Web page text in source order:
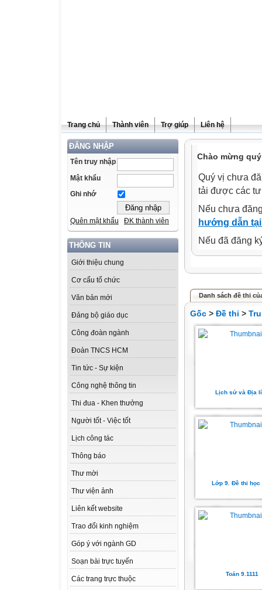
Trang chủ Thành viên Trợ giúp Liên hệ
ĐĂNG NHẬP
Tên truy nhập
Mật khẩu
Ghi nhớ
Quên mật khẩu ĐK thành viên
THÔNG TIN
Giới thiệu chung
Cơ cấu tổ chức
Văn bản mới
Đảng bộ giáo dục
Công đoàn ngành
Đoàn TNCS HCM
Tin tức - Sự kiện
Công nghệ thông tin
Thi đua - Khen thưởng
Người tốt - Việc tốt
Lịch công tác
Thông báo
Thư mời
Thư viện ảnh
Liên kết website
Trao đổi kinh nghiệm
Góp ý với ngành GD
Soạn bài trực tuyến
Các trang trực thuộc
Chào mừng
Quý vị chưa
tải được các
Nếu chưa
hướng dẫn
Nếu đã đăng
Danh sách đề thi
Gốc > Đề thi >
Lịch sử và Địa
Lớp 9. Đề thi học
Toán 9.1111